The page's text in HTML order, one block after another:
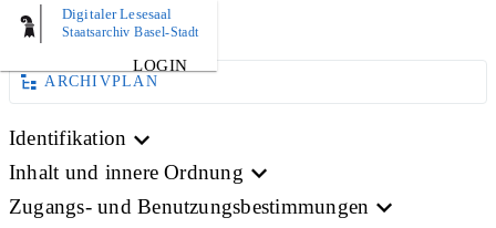
Digitaler Lesesaal
Staatsarchiv Basel-Stadt
LOGIN
BILD
ARCHIVPLAN
Identifikation
Inhalt und innere Ordnung
Zugangs- und Benutzungsbestimmungen